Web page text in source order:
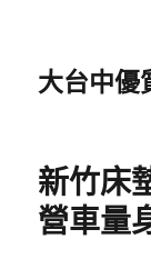
大台中優
新竹床
營車量